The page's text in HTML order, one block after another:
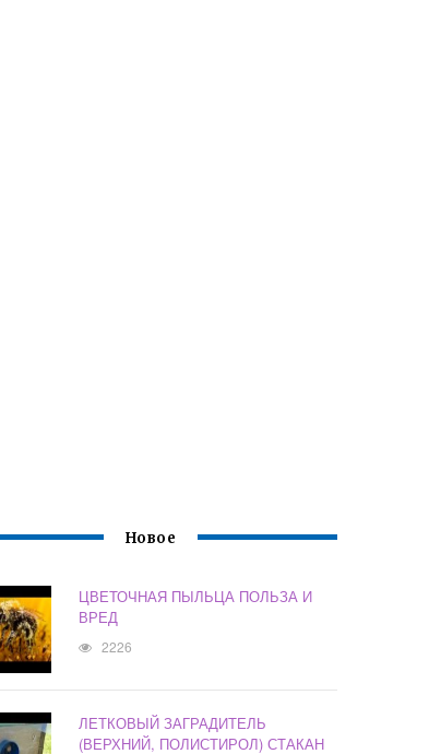
Новое
ЦВЕТОЧНАЯ ПЫЛЬЦА ПОЛЬЗА И
ВРЕД
2226
ЛЕТКОВЫЙ ЗАГРАДИТЕЛЬ
(ВЕРХНИЙ, ПОЛИСТИРОЛ) СТАКАН